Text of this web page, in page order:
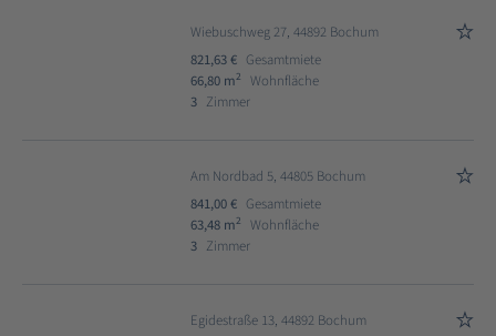
Wiebuschweg 27, 44892 Bochum
821,63 € Gesamtmiete
66,80 m2
Wohnfläche
3 Zimmer
Am Nordbad 5, 44805 Bochum
841,00 € Gesamtmiete
63,48 m2
Wohnfläche
3 Zimmer
Egidestraße 13, 44892 Bochum